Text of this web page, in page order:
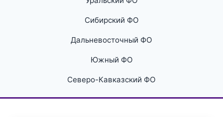
Сибирский ФО
Дальневосточный ФО
Южный ФО
Северо-Кавказский ФО